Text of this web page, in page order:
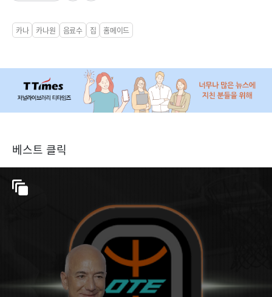
카나 카나원 음료수 집 홈메이드
베스트 클릭